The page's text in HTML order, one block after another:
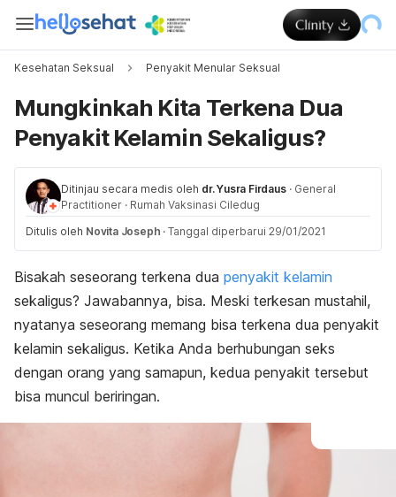
Kesehatan Seksual Penyakit Menular Seksual
Mungkinkah Kita Terkena Dua
Penyakit Kelamin Sekaligus?
Ditinjau secara medis oleh dr. Yusra Firdaus · General
Practitioner · Rumah Vaksinasi Ciledug
Ditulis oleh Novita Joseph · Tanggal diperbarui 29/01/2021
Bisakah seseorang terkena dua penyakit kelamin
sekaligus? Jawabannya, bisa. Meski terkesan mustahil,
nyatanya seseorang memang bisa terkena dua penyakit
kelamin sekaligus. Ketika Anda berhubungan seks
dengan orang yang samapun, kedua penyakit tersebut
bisa muncul beriringan.